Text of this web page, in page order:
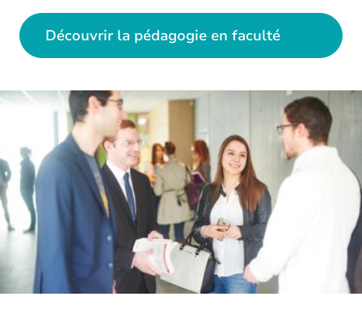
Découvrir la pédagogie en faculté
Image